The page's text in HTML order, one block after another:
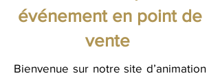
événement en point de
vente
Bienvenue sur notre site d’animation